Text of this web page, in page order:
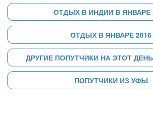
ОТДЫХ В ИНДИИ В ЯНВАРЕ
ОТДЫХ В ЯНВАРЕ 2016
ДРУГИЕ ПОПУТЧИКИ НА ЭТОТ ДЕНЬ
ПОПУТЧИКИ ИЗ УФЫ